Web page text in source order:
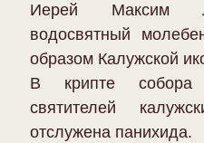
Иерей Максим
водосвятный
образом Калужской
В крипте собора
святителей
отслужена панихида.